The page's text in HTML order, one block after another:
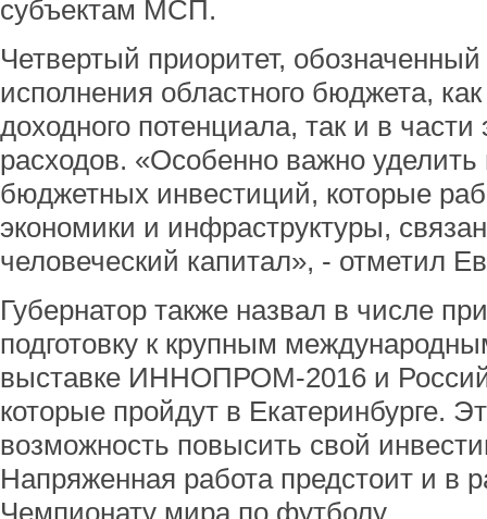
субъектам МСП.
Четвертый приоритет,
исполнения областного бюджета,
доходного потенциала, так и в
расходов. «Особенно важно
бюджетных инвестиций, которые
экономики и инфраструктуры,
человеческий капитал», - отметил
Губернатор также назвал в числе
подготовку к крупным
выставке ИННОПРОМ-2016 и
которые пройдут в Екатеринбурге.
возможность повысить свой
Напряженная работа предстоит и в
Чемпионату мира по футболу.